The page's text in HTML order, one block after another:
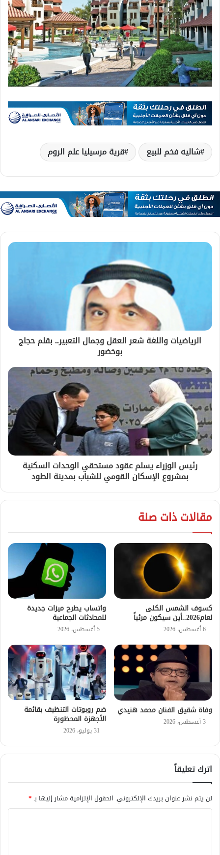
شاليه فخم للبيع قرية مرسيليا علم الروم
الرياضيات واللغة شعر العقل وجمال التعبير.. بقلم حجاج
بوخضور
رئيس الوزراء يسلم عقود مستحقي الوحدات السكنية
بمشروع الإسكان القومي للشباب بمدينة الطود
مقالات ذات صلة
كسوف الشمس الكلى
لعام2026..أين سيكون مرئياً
6 أغسطس، 2026
واتساب يطرح ميزات جديدة
للمحادثات الجماعية
5 أغسطس، 2026
وفاة شقيق الفنان محمد هنيدي
3 أغسطس، 2026
ضم روبوتات التنظيف بقائمة
الأجهزة المحظورة
31 يوليو، 2026
اترك تعليقاً
لن يتم نشر عنوان بريدك الإلكتروني. الحقول الإلزامية مشار إليها بـ*